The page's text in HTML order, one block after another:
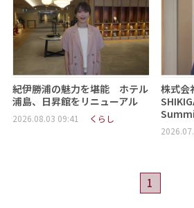
紀伊勝浦の魅力を堪能 ホテル
浦島、日昇館をリニューアル
2026.08.03 09:41 くらし
株式
1